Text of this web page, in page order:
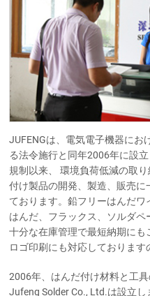
JUFENGは、電気電子機器にお
る法令施行と同年2006年に設
規制以来、 環境負荷低減の取
付け製品の開発、製造、販売に
ております。鉛フリーはんだ
はんだ、フラックス、ソルダペ
十分な在庫管理で最短納期に
ロゴ印刷にも対応しております
2006年、はんだ付け材料と工
Jufeng Solder Co., Ltd.は設立